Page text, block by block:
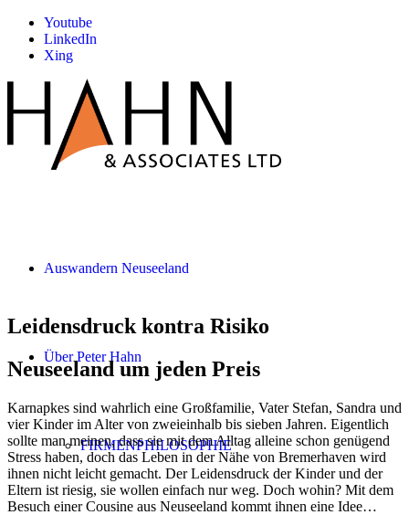
Youtube
LinkedIn
Xing
Auswandern Neuseeland
Über Peter Hahn
FIRMENPHILOSOPHIE
Leidensdruck kontra Risiko
Neuseeland um jeden Preis
Karnapkes sind wahrlich eine Großfamilie, Vater Stefan, Sandra und
vier Kinder im Alter von zweieinhalb bis sieben Jahren. Eigentlich
sollte man meinen, dass sie mit dem Alltag alleine schon genügend
Stress haben, doch das Leben in der Nähe von Bremerhaven wird
ihnen nicht leicht gemacht. Der Leidensdruck der Kinder und der
Eltern ist riesig, sie wollen einfach nur weg. Doch wohin? Mit dem
Besuch einer Cousine aus Neuseeland kommt ihnen eine Idee…